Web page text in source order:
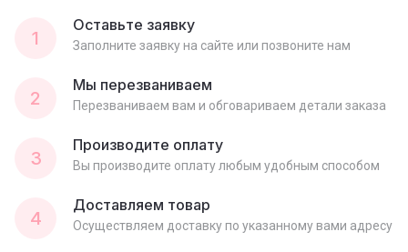
1
Оставьте заявку
Заполните заявку на сайте или позвоните нам
2
Мы перезваниваем
Перезваниваем вам и обговариваем детали заказа
3
Производите оплату
Вы производите оплату любым удобным способом
4
Доставляем товар
Осуществляем доставку по указанному вами адресу